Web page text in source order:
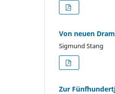
Von neuen
Sigmund Stang
Zur